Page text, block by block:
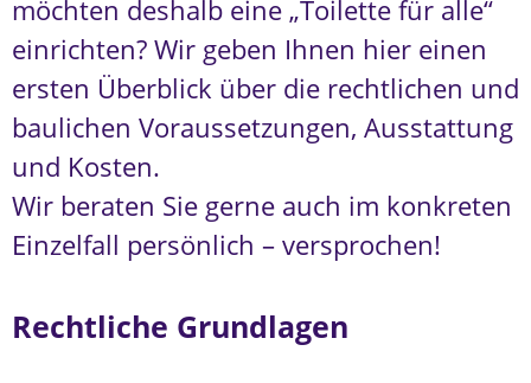
möchten deshalb eine „Toilette für alle“
einrichten? Wir geben Ihnen hier einen
ersten Überblick über die rechtlichen und
baulichen Voraussetzungen, Ausstattung
und Kosten.
Wir beraten Sie gerne auch im konkreten
Einzelfall persönlich – versprochen!
Rechtliche Grundlagen